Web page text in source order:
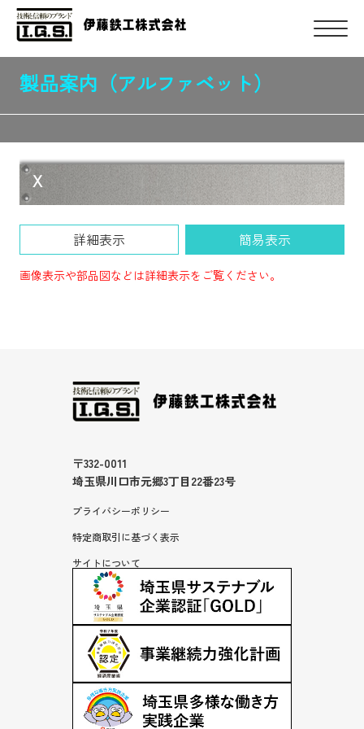
TOP
アルファベット別製品検索
製品案内
参考資材・表紙
施工動画
IGSオリジナル
納入事例
特定商法取引に基づく表示
サイトについて
プライバシーポリシー
採用情報
TikTokで社風を見る
製品案内（アルファベット）
HOME 製品案内
X
詳細表示 簡易表示
画像表示や部品図などは詳細表示をご覧ください。
〒332-0011
埼玉県川口市元郷3丁目22番23号
プライバシーポリシー
特定商取引に基づく表示
サイトについて